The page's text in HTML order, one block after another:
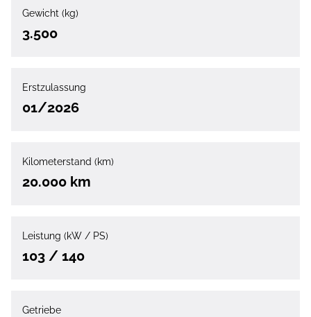
Gewicht (kg)
3.500
Erstzulassung
01/2026
Kilometerstand (km)
20.000 km
Leistung (kW / PS)
103 / 140
Getriebe